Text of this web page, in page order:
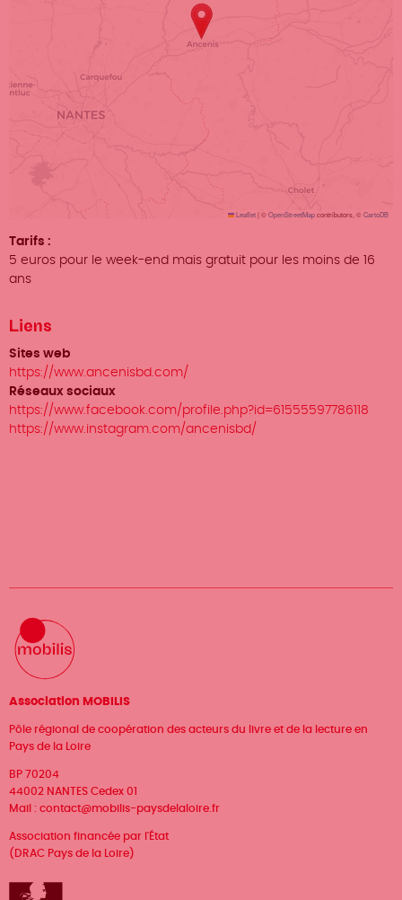
Leaflet|©OpenStreetMapcontributors, ©CartoDB
Tarifs
5 euros pour le week-end mais gratuit pour les moins de 16
ans
Liens
Sites web
https://www.ancenisbd.com/
Réseaux sociaux
https://www.facebook.com/profile.php?id=61555597786118
https://www.instagram.com/ancenisbd/
Association MOBILIS
Pôle régional de coopération des acteurs du livre et de la lecture en
Pays de la Loire
BP 70204
44002 NANTES Cedex 01
Mail : contact@mobilis-paysdelaloire.fr
Association financée par l'État
(DRAC Pays de la Loire)